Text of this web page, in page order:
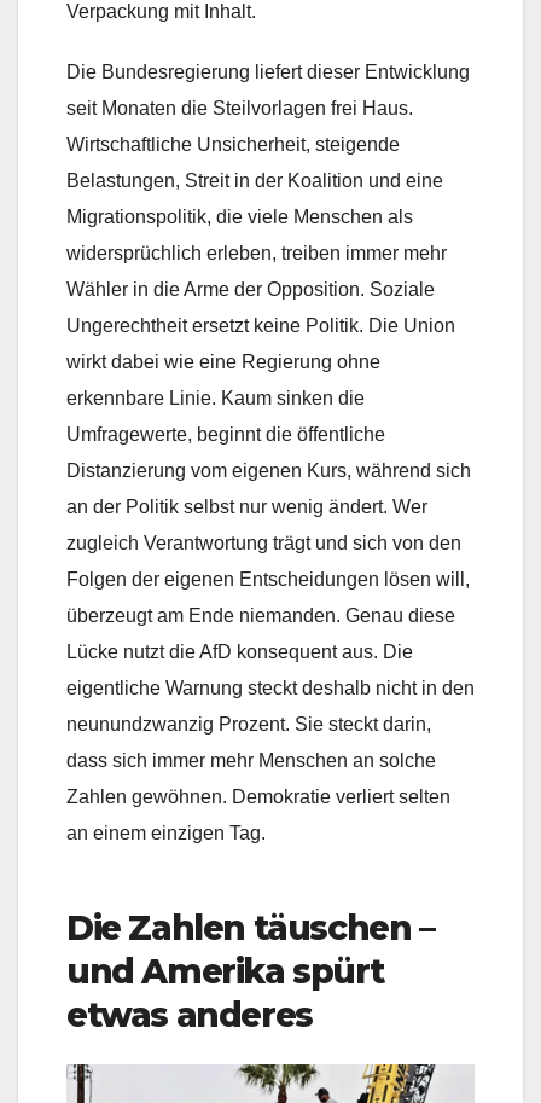
Verpackung mit Inhalt.
Die Bundesregierung liefert dieser Entwicklung
seit Monaten die Steilvorlagen frei Haus.
Wirtschaftliche Unsicherheit, steigende
Belastungen, Streit in der Koalition und eine
Migrationspolitik, die viele Menschen als
widersprüchlich erleben, treiben immer mehr
Wähler in die Arme der Opposition. Soziale
Ungerechtheit ersetzt keine Politik. Die Union
wirkt dabei wie eine Regierung ohne
erkennbare Linie. Kaum sinken die
Umfragewerte, beginnt die öffentliche
Distanzierung vom eigenen Kurs, während sich
an der Politik selbst nur wenig ändert. Wer
zugleich Verantwortung trägt und sich von den
Folgen der eigenen Entscheidungen lösen will,
überzeugt am Ende niemanden. Genau diese
Lücke nutzt die AfD konsequent aus. Die
eigentliche Warnung steckt deshalb nicht in den
neunundzwanzig Prozent. Sie steckt darin,
dass sich immer mehr Menschen an solche
Zahlen gewöhnen. Demokratie verliert selten
an einem einzigen Tag.
Die Zahlen täuschen –
und Amerika spürt
etwas anderes